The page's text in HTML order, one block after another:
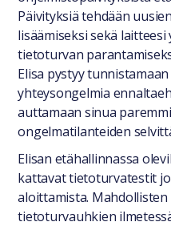
Päivityksiä tehdään
lisäämiseksi sekä
tietoturvan
Elisa pystyy
yhteysongelmia
auttamaan sinua
ongelmatilanteiden
Elisan etähallinnassa
kattavat tietoturvatestit
aloittamista. Mahdollisten
tietoturvauhkien